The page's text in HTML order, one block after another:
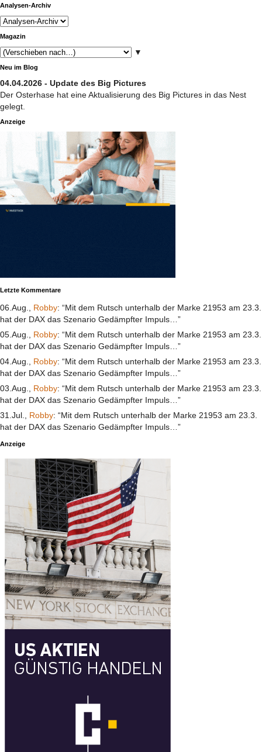
Analysen-Archiv
Magazin
▼
Neu im Blog
04.04.2026 - Update des Big Pictures
Der Osterhase hat eine Aktualisierung des Big Pictures in das Nest
gelegt.
Anzeige
Letzte Kommentare
06.Aug., Robby: “Mit dem Rutsch unterhalb der Marke 21953 am 23.3.
hat der DAX das Szenario Gedämpfter Impuls…”
05.Aug., Robby: “Mit dem Rutsch unterhalb der Marke 21953 am 23.3.
hat der DAX das Szenario Gedämpfter Impuls…”
04.Aug., Robby: “Mit dem Rutsch unterhalb der Marke 21953 am 23.3.
hat der DAX das Szenario Gedämpfter Impuls…”
03.Aug., Robby: “Mit dem Rutsch unterhalb der Marke 21953 am 23.3.
hat der DAX das Szenario Gedämpfter Impuls…”
31.Jul., Robby: “Mit dem Rutsch unterhalb der Marke 21953 am 23.3.
hat der DAX das Szenario Gedämpfter Impuls…”
Anzeige